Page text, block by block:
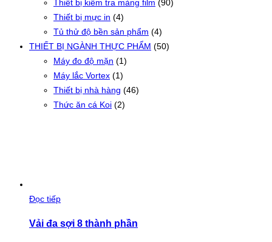
Thiết bị kiểm tra màng film (90)
Thiết bị mực in (4)
Tủ thử độ bền sản phẩm (4)
THIẾT BỊ NGÀNH THỰC PHẨM (50)
Máy đo độ mặn (1)
Máy lắc Vortex (1)
Thiết bị nhà hàng (46)
Thức ăn cá Koi (2)
Đọc tiếp
Vải đa sợi 8 thành phần